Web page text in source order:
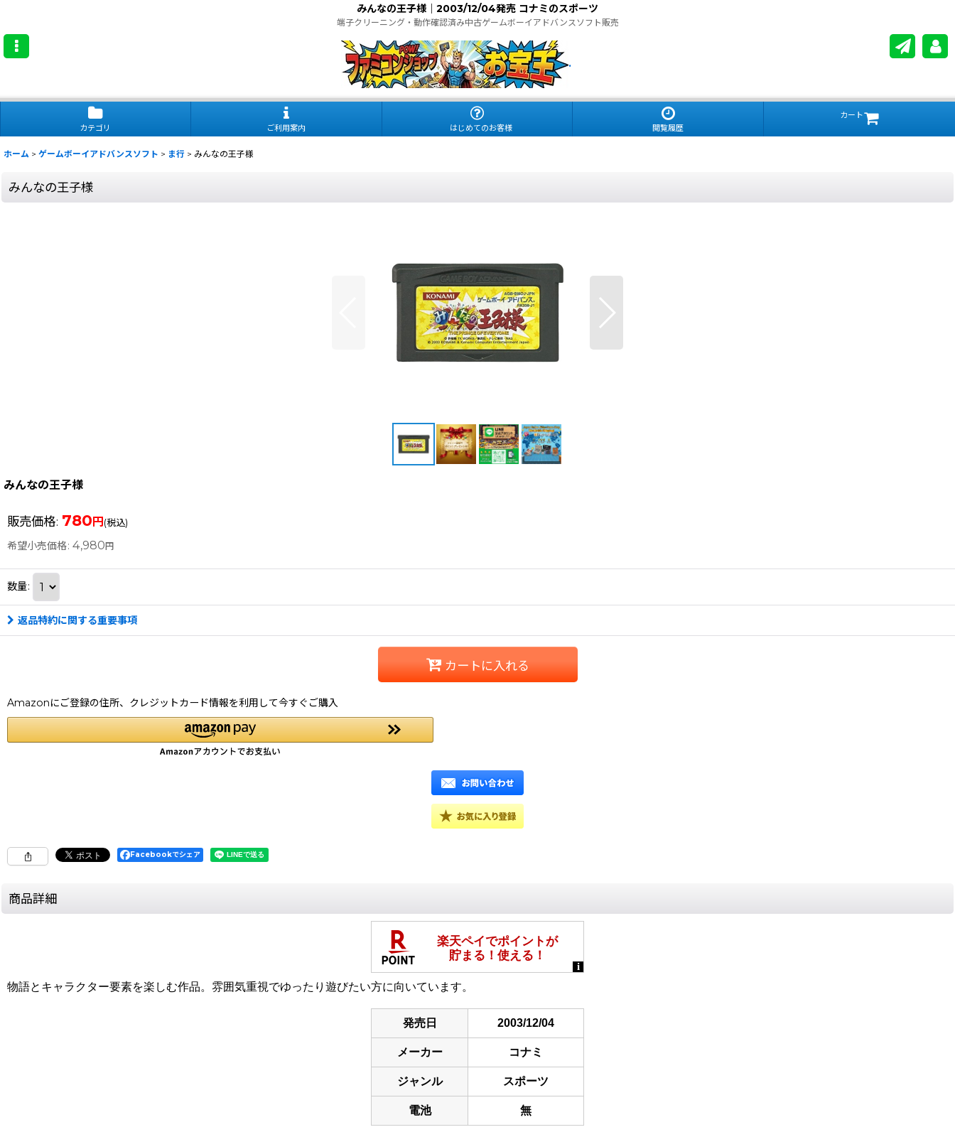
みんなの王子様｜2003/12/04発売 コナミのスポーツ
端子クリーニング・動作確認済み中古ゲームボーイアドバンスソフト販売
.
カテゴリ ご利用案内 はじめてのお客様 閲覧履歴
カート
ホーム > ゲームボーイアドバンスソフト > ま行 > みんなの王子様
みんなの王子様
みんなの王子様
販売価格: 780 円 (税込)
希望小売価格: 4,980 円
数量:
返品特約に関する重要事項
カートに入れる
Amazonにご登録の住所、クレジットカード情報を利用して今すぐご購入
Facebookでシェア
商品詳細
物語とキャラクター要素を楽しむ作品。雰囲気重視でゆったり遊びたい方に向いています。
発売日 2003/12/04
メーカー コナミ
ジャンル スポーツ
電池 無